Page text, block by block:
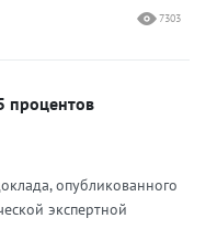
7303
процентов
опубликованного
экспертной